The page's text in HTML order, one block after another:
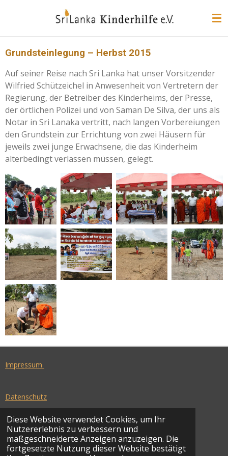
Diese Website verwendet Cookies, um Ihr
Nutzererlebnis zu verbessern und
maßgeschneiderte Anzeigen anzuzeigen. Die
fortgesetzte Nutzung dieser Website bestätigt
Grundsteinlegung – Herbst 2015
Auf seiner Reise nach Sri Lanka hat unser Vorsitzender
Wilfried Schützeichel in Anwesenheit von Vertretern der
Regierung, der Betreiber des Kinderheims, der Presse,
der örtlichen Polizei und von Saman De Silva, der uns als
Notar in Sri Lanaka vertritt, nach langen Vorbereiungen
den Grundstein zur Errichtung von zwei Häusern für
jeweils zwei junge Erwachsene, die das Kinderheim
alterbedingt verlassen müssen, gelegt.
Impressum
Datenschutz
I
N
© 2022 - 2026 SriLanka-Kinderhilfe e.V.